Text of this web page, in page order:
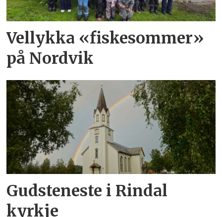
Vellykka «fiskesommer»
på Nordvik
Gudsteneste i Rindal
kyrkje